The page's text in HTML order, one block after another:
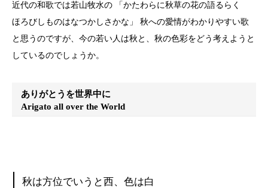
近代の和歌では若山牧水の 「かたわらに秋草の花の語るらく
ほろびしものはなつかしさかな」 秋への愛情がわかりやすい歌
と思うのですが、今の若い人は秋と、秋の色彩をどう考えようと
しているのでしょうか。
ありがとうを世界中に
Arigato all over the World
秋は方位でいうと西、色は白